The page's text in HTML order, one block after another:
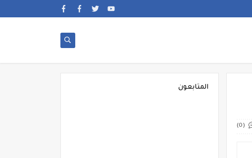
(0)
المتابعون